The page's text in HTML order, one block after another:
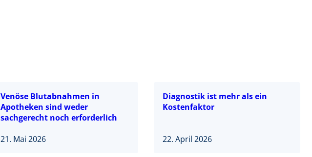
Venöse Blutabnahmen in
Apotheken sind weder
sachgerecht noch erforderlich
21. Mai 2026
Diagnostik ist mehr als ein
Kostenfaktor
22. April 2026